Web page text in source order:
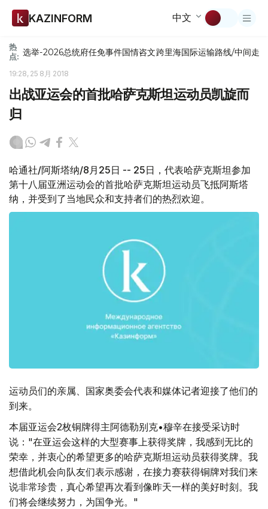
KAZINFORM 中文
热
点: 选举-2026总统府任免事件国情咨文跨里海国际运输路线/中间走廊
19:28, 25 8月 2018
出战亚运会的首批哈萨克斯坦运动员凯旋而
归
哈通社/阿斯塔纳/8月25日 -- 25日，代表哈萨克斯坦参加
第十八届亚洲运动会的首批哈萨克斯坦运动员飞抵阿斯塔
纳，并受到了当地民众和支持者们的热烈欢迎。
运动员们的亲属、国家奥委会代表和媒体记者迎接了他们的
到来。
本届亚运会2枚铜牌得主阿德勒别克•穆辛在接受采访时
说："在亚运会这样的大型赛事上获得奖牌，我感到无比的
荣幸，并衷心的希望更多的哈萨克斯坦运动员获得奖牌。我
想借此机会向队友们表示感谢，在接力赛获得铜牌对我们来
说非常珍贵，真心希望再次看到像昨天一样的美好时刻。我
们将会继续努力，为国争光。"